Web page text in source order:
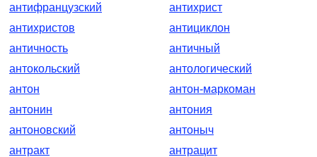
антифранцузский
антихрист
антихристов
антициклон
античность
античный
антокольский
антологический
антон
антон-маркоман
антонин
антония
антоновский
антоныч
антракт
антрацит